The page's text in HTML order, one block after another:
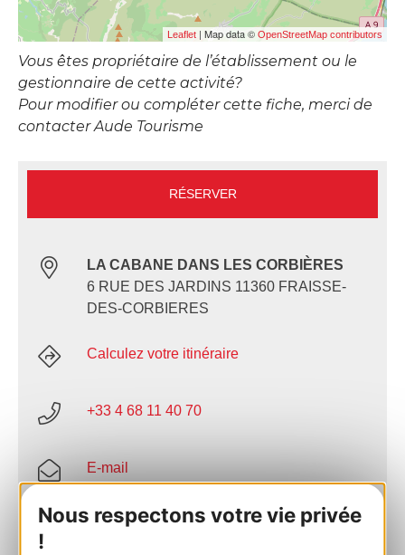
Nous respectons votre vie privée
!
Leaflet | Map data © OpenStreetMap contributors
Vous êtes propriétaire de l’établissement ou le
gestionnaire de cette activité?
Pour modifier ou compléter cette fiche, merci de
contacter Aude Tourisme
RÉSERVER
LA CABANE DANS LES CORBIÈRES
6 RUE DES JARDINS 11360 FRAISSE-
DES-CORBIERES
Calculez votre itinéraire
+33 4 68 11 40 70
E-mail
Site internet